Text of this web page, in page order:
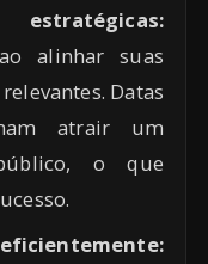
alinhar suas
Datas
atrair um
o que